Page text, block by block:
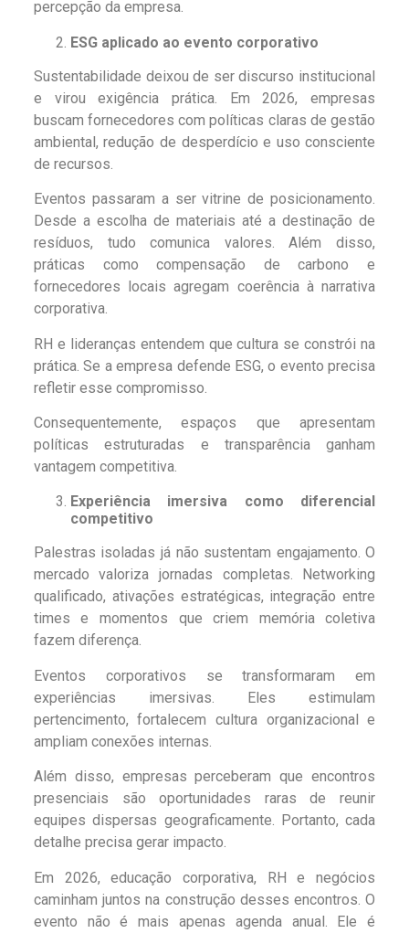
percepção da empresa.
ESG aplicado ao evento corporativo
Sustentabilidade deixou de ser discurso institucional
e virou exigência prática. Em 2026, empresas
buscam fornecedores com políticas claras de gestão
ambiental, redução de desperdício e uso consciente
de recursos.
Eventos passaram a ser vitrine de posicionamento.
Desde a escolha de materiais até a destinação de
resíduos, tudo comunica valores. Além disso,
práticas como compensação de carbono e
fornecedores locais agregam coerência à narrativa
corporativa.
RH e lideranças entendem que cultura se constrói na
prática. Se a empresa defende ESG, o evento precisa
refletir esse compromisso.
Consequentemente, espaços que apresentam
políticas estruturadas e transparência ganham
vantagem competitiva.
Experiência imersiva como diferencial
competitivo
Palestras isoladas já não sustentam engajamento. O
mercado valoriza jornadas completas. Networking
qualificado, ativações estratégicas, integração entre
times e momentos que criem memória coletiva
fazem diferença.
Eventos corporativos se transformaram em
experiências imersivas. Eles estimulam
pertencimento, fortalecem cultura organizacional e
ampliam conexões internas.
Além disso, empresas perceberam que encontros
presenciais são oportunidades raras de reunir
equipes dispersas geograficamente. Portanto, cada
detalhe precisa gerar impacto.
Em 2026, educação corporativa, RH e negócios
caminham juntos na construção desses encontros. O
evento não é mais apenas agenda anual. Ele é